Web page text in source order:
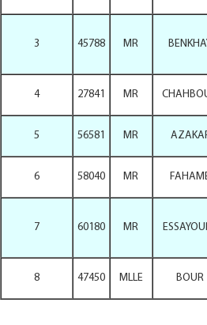
3 45788 MR
4 27841 MR
5 56581 MR
6 58040 MR
7 60180 MR
8 47450 MLLE BOUR